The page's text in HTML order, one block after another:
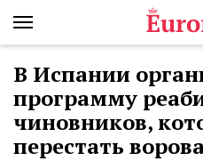
В Испании
программу
чиновников,
перестать